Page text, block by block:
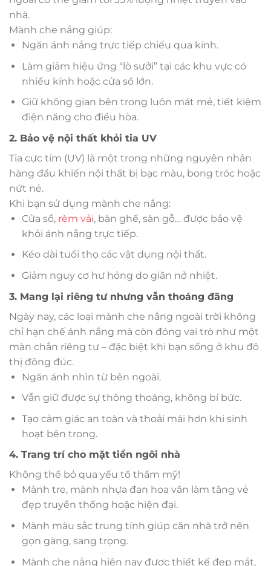
nhà.
Mành che nắng giúp:
Ngăn ánh nắng trực tiếp chiếu qua kính.
Làm giảm hiệu ứng “lò sưởi” tại các khu vực có
nhiều kính hoặc cửa sổ lớn.
Giữ không gian bên trong luôn mát mẻ, tiết kiệm
điện năng cho điều hòa.
2. Bảo vệ nội thất khỏi tia UV
Tia cực tím (UV) là một trong những nguyên nhân
hàng đầu khiến nội thất bị bạc màu, bong tróc hoặc
nứt nẻ.
Khi bạn sử dụng mành che nắng:
Cửa sổ, rèm vải, bàn ghế, sàn gỗ… được bảo vệ
khỏi ánh nắng trực tiếp.
Kéo dài tuổi thọ các vật dụng nội thất.
Giảm nguy cơ hư hỏng do giãn nở nhiệt.
3. Mang lại riêng tư nhưng vẫn thoáng đãng
Ngày nay, các loại mành che nắng ngoài trời không
chỉ hạn chế ánh nắng mà còn đóng vai trò như một
màn chắn riêng tư – đặc biệt khi bạn sống ở khu đô
thị đông đúc.
Ngăn ánh nhìn từ bên ngoài.
Vẫn giữ được sự thông thoáng, không bí bức.
Tạo cảm giác an toàn và thoải mái hơn khi sinh
hoạt bên trong.
4. Trang trí cho mặt tiền ngôi nhà
Không thể bỏ qua yếu tố thẩm mỹ!
Mành tre, mành nhựa đan hoa văn làm tăng vẻ
đẹp truyền thống hoặc hiện đại.
Mành màu sắc trung tính giúp căn nhà trở nên
gọn gàng, sang trọng.
Mành che nắng hiện nay được thiết kế đẹp mắt,